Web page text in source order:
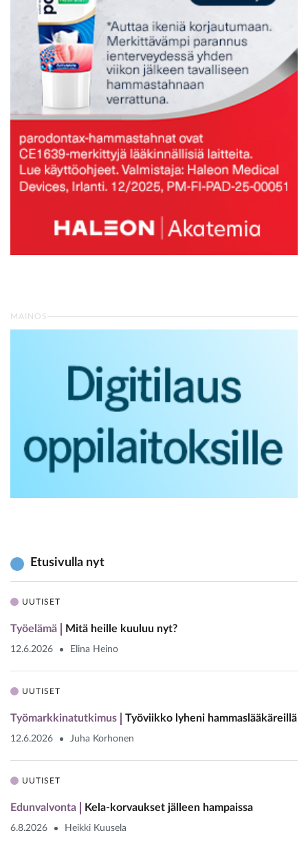
MAINOS
Etusivulla nyt
UUTISET
Työelämä Mitä heille kuuluu nyt?
12.6.2026 Elina Heino
UUTISET
Työmarkkinatutkimus Työviikko lyheni hammaslääkäreillä
12.6.2026 Juha Korhonen
UUTISET
Edunvalvonta Kela-korvaukset jälleen hampaissa
6.8.2026 Heikki Kuusela